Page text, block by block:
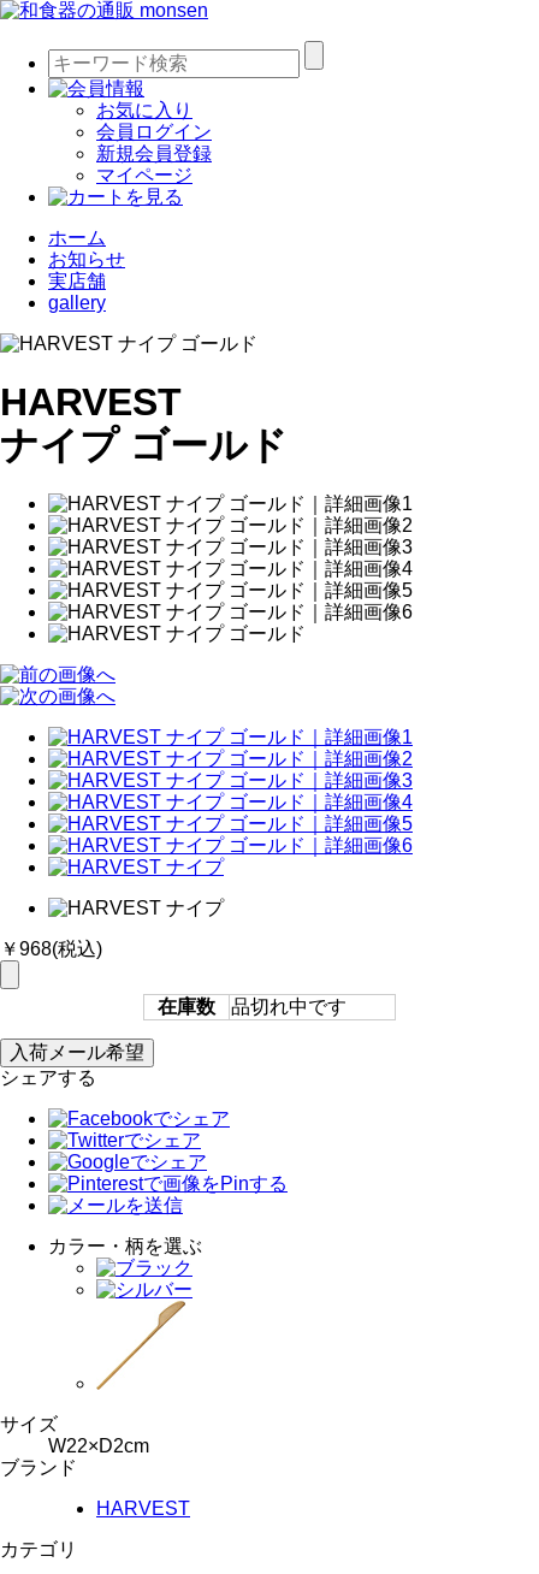
お気に入り
会員ログイン
新規会員登録
マイページ
ホーム
お知らせ
実店舗
gallery
HARVEST
ナイプ ゴールド
￥968(税込)
在庫数 品切れ中です
シェアする
カラー・柄を選ぶ
サイズ
W22×D2cm
ブランド
HARVEST
カテゴリ